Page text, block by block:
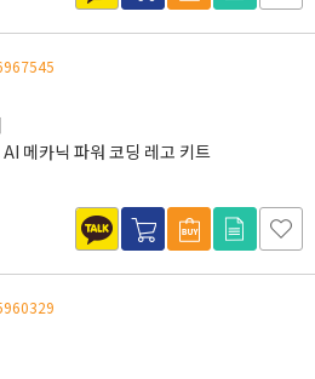
메카닉 파워 코딩 레고 키트